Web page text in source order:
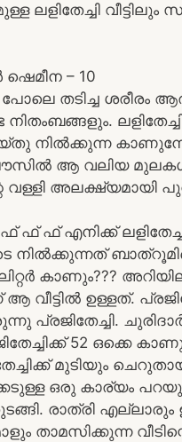
ലളിതേച്ചി
ഷെമീന – 10
തടിച്ച ശരീരം
ചെയ്തു നിൽക്കുന്ന
ആ വലിയ
വള്ളി അലക്ഷ്യമായി
ഫ് എനിക്ക്
നിൽക്കുന്നത്
കാണും???
ആ വീട്ടിൽ ഉള്ളത്.
പ്രജിതേച്ചി.
52
മുടിയും
ഒരു കാര്യം
രാത്രി എല്ലാരും
താമസിക്കുന്ന